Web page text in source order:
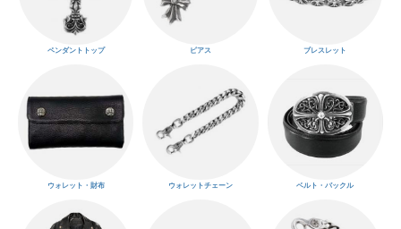
ペンダントトップ ピアス ブレスレット
ウォレット・財布 ウォレットチェーン ベルト・バックル